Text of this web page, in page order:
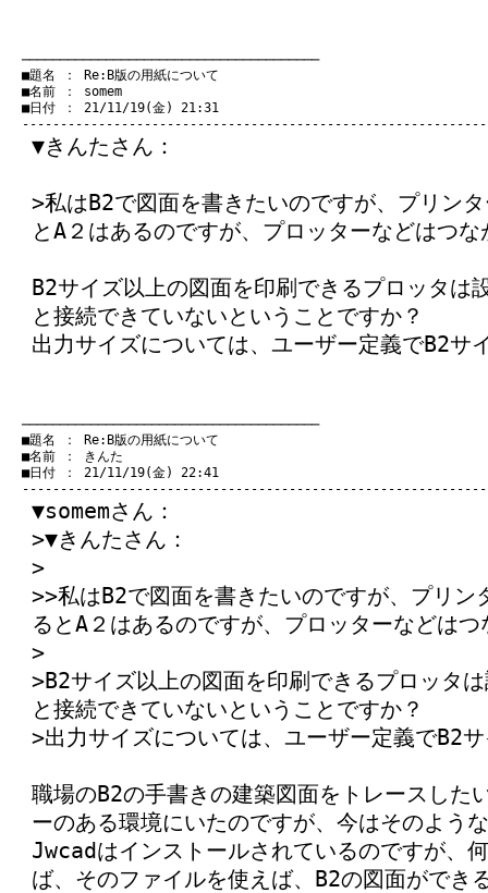
───────────────────────────────────────
■題名 ： Re:B版の用紙について
■名前 ： somem
■日付 ： 21/11/19(金) 21:31
▼きんたさん：
>私はB2で図面を書きたいのですが、プリン
とA２はあるのですが、プロッターなどはつ
B2サイズ以上の図面を印刷できるプロッタは
と接続できていないということですか？
出力サイズについては、ユーザー定義でB2サ
───────────────────────────────────────
■題名 ： Re:B版の用紙について
■名前 ： きんた
■日付 ： 21/11/19(金) 22:41
▼somemさん：
>▼きんたさん：
>
>>私はB2で図面を書きたいのですが、プリン
るとA２はあるのですが、プロッターなどは
>
>B2サイズ以上の図面を印刷できるプロッタ
と接続できていないということですか？
>出力サイズについては、ユーザー定義でB2
職場のB2の手書きの建築図面をトレースした
ーのある環境にいたのですが、今はそのよう
Jwcadはインストールされているのですが、
ば、そのファイルを使えば、B2の図面ができ